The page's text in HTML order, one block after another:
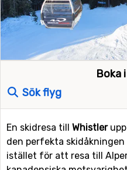
Boka
Sök flyg
En skidresa till Whistler
den perfekta
istället för att resa till